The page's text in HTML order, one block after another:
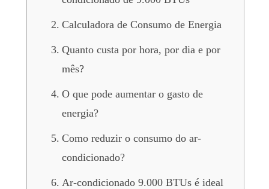
Calculadora de Consumo de Energia
Quanto custa por hora, por dia e por
mês?
O que pode aumentar o gasto de
energia?
Como reduzir o consumo do ar-
condicionado?
Ar-condicionado 9.000 BTUs é ideal